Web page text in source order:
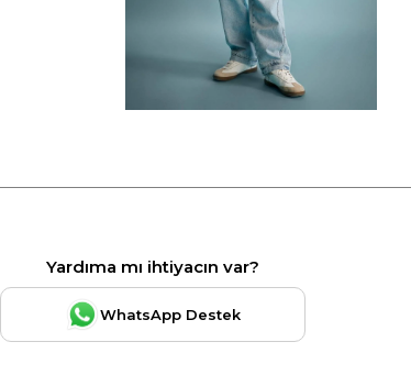
Yardıma mı ihtiyacın var?
WhatsApp Destek